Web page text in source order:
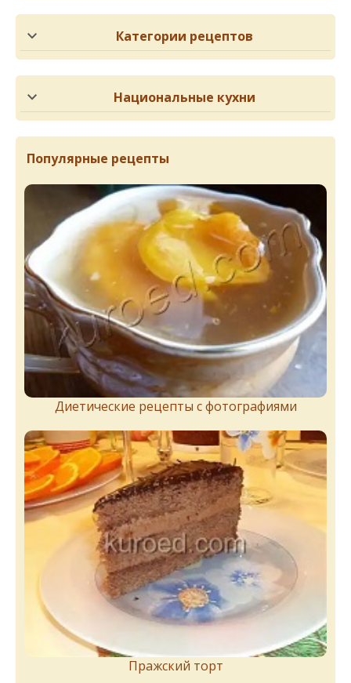
Категории рецептов
Национальные кухни
Популярные рецепты
Диетические рецепты с фотографиями
Пражский торт